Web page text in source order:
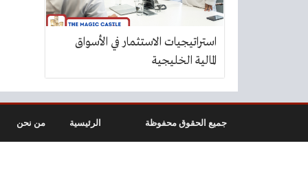
استراتيجيات الاستثمار في الأسواق
المالية الخليجية
الرئيسية من نحن جميع الحقوق محفوظة